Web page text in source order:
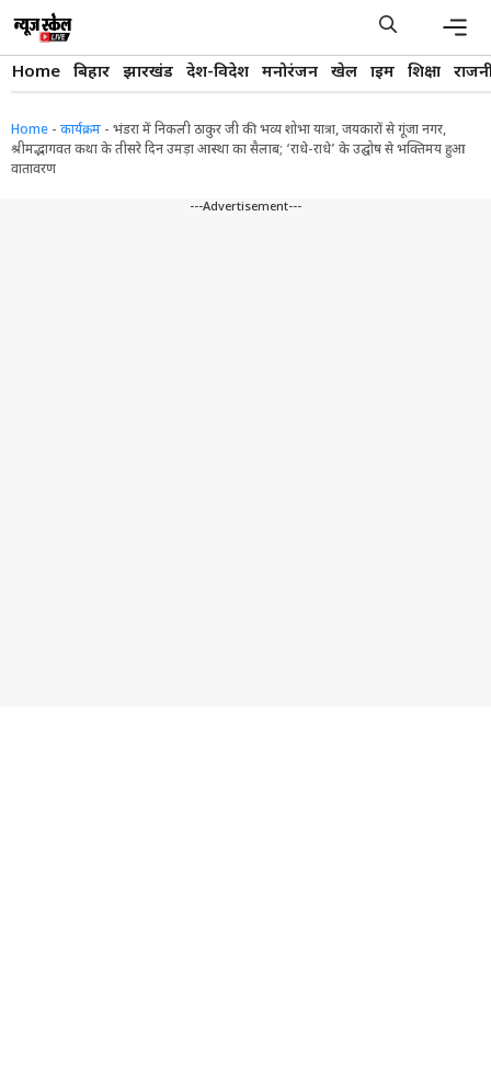
content
Home बिहार झारखंड देश-विदेश मनोरंजन खेल क्राइम शिक्षा
Home - कार्यक्रम - भंडरा में निकली ठाकुर जी की भव्य शोभा यात्रा, जयकारों से गूंजा नगर, ​
श्रीमद्भागवत कथा के तीसरे दिन उमड़ा आस्था का सैलाब; ‘राधे-राधे’ के उद्घोष से भक्तिमय हुआ
वातावरण
---Advertisement---